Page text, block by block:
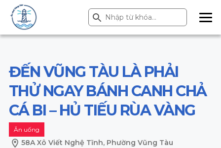
Search
for:
Search Button
ME
NU
ĐẾN VŨNG TÀU LÀ PHẢI
THỬ NGAY BÁNH CANH CHẢ
CÁ BI – HỦ TIẾU RÙA VÀNG
Ăn uống
58A Xô Viết Nghệ Tĩnh, Phường Vũng Tàu